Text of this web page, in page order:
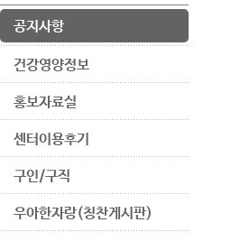
공지사항
건강영양정보
홍보자료실
센터이용후기
구인/구직
우아한자랑(칭찬게시판)